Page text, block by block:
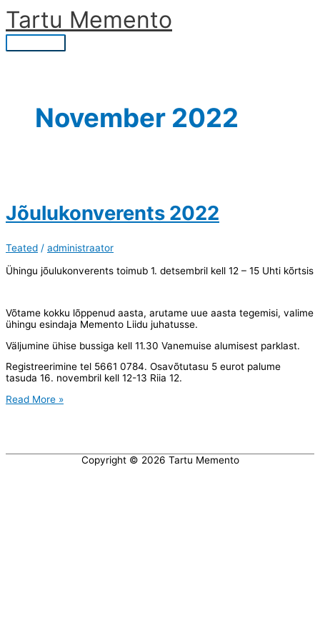
Skip
content
Tartu Memento
Main
November 2022
Jõulukonverents 2022
Teated / administraator
Ühingu jõulukonverents toimub 1. detsembril kell 12 – 15 Uhti kõrtsis
Võtame kokku lõppenud aasta, arutame uue aasta tegemisi, valime
ühingu esindaja Memento Liidu juhatusse.
Väljumine ühise bussiga kell 11.30 Vanemuise alumisest parklast.
Registreerimine tel 5661 0784. Osavõtutasu 5 eurot palume
tasuda 16. novembril kell 12-13 Riia 12.
Jõulukonverents
Read More »
Copyright © 2026 Tartu Memento